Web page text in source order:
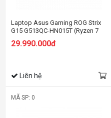
Laptop Asus Gaming ROG Strix
G15 G513QC-HN015T (Ryzen 7
SSD/15.6 FHD 144hz/RTX 3050
29.990.000đ
Liên hệ
MÃ SP: 0